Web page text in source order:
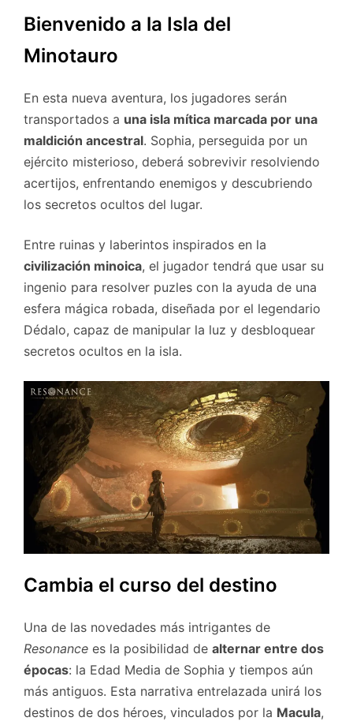
Bienvenido a la Isla del
Minotauro
En esta nueva aventura, los jugadores serán
transportados a una isla mítica marcada por una
maldición ancestral. Sophia, perseguida por un
ejército misterioso, deberá sobrevivir resolviendo
acertijos, enfrentando enemigos y descubriendo
los secretos ocultos del lugar.
Entre ruinas y laberintos inspirados en la
civilización minoica, el jugador tendrá que usar su
ingenio para resolver puzles con la ayuda de una
esfera mágica robada, diseñada por el legendario
Dédalo, capaz de manipular la luz y desbloquear
secretos ocultos en la isla.
Cambia el curso del destino
Una de las novedades más intrigantes de
Resonance es la posibilidad de alternar entre dos
épocas: la Edad Media de Sophia y tiempos aún
más antiguos. Esta narrativa entrelazada unirá los
destinos de dos héroes, vinculados por la Macula,